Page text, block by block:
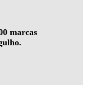
marcas